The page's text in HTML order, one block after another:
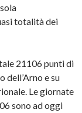
totalità dei
21106 punti di
e su
Le giornate
sono ad oggi